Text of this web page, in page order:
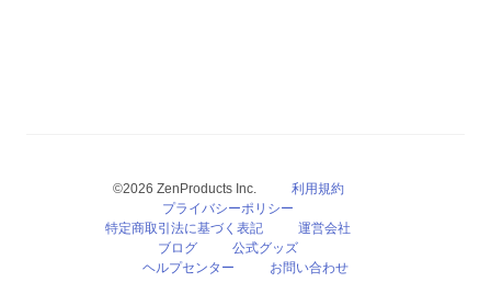
©2026 ZenProducts Inc.
利用規約
プライバシーポリシー
特定商取引法に基づく表記
運営会社
ブログ
公式グッズ
ヘルプセンター
お問い合わせ